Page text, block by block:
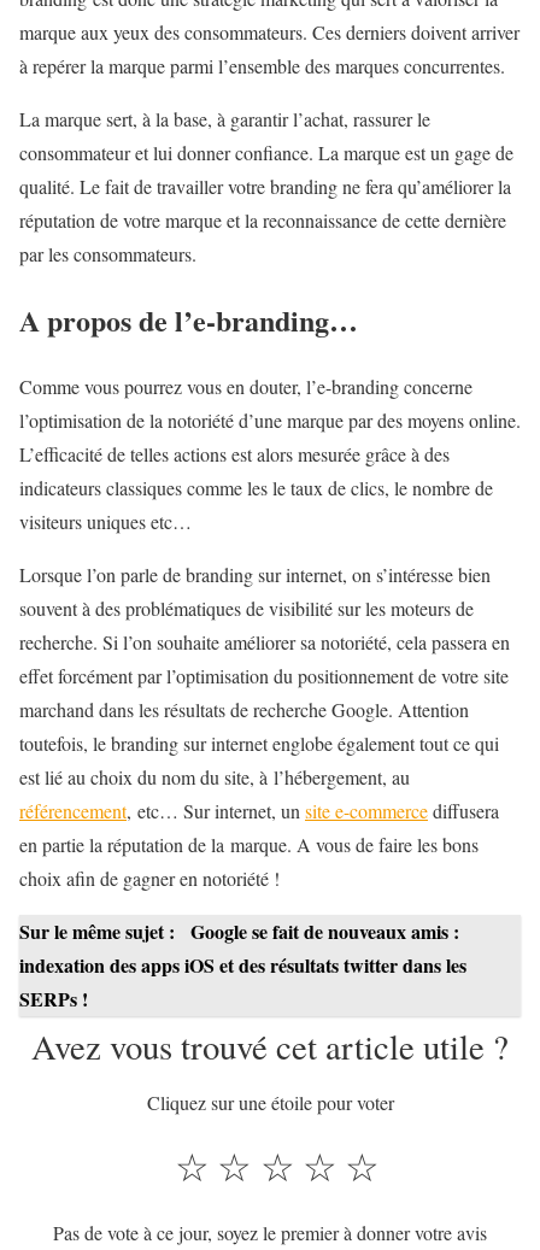
marque aux yeux des consommateurs. Ces derniers doivent arriver
à repérer la marque parmi l’ensemble des marques concurrentes.
La marque sert, à la base, à garantir l’achat, rassurer le
consommateur et lui donner confiance. La marque est un gage de
qualité. Le fait de travailler votre branding ne fera qu’améliorer la
réputation de votre marque et la reconnaissance de cette dernière
par les consommateurs.
A propos de l’e-branding…
Comme vous pourrez vous en douter, l’e-branding concerne
l’optimisation de la notoriété d’une marque par des moyens online.
L’efficacité de telles actions est alors mesurée grâce à des
indicateurs classiques comme les le taux de clics, le nombre de
visiteurs uniques etc…
Lorsque l’on parle de branding sur internet, on s’intéresse bien
souvent à des problématiques de visibilité sur les moteurs de
recherche. Si l’on souhaite améliorer sa notoriété, cela passera en
effet forcément par l’optimisation du positionnement de votre site
marchand dans les résultats de recherche Google. Attention
toutefois, le branding sur internet englobe également tout ce qui
est lié au choix du nom du site, à l’hébergement, au
référencement, etc… Sur internet, un site e-commercediffusera
en partie la réputation de la marque. A vous de faire les bons
choix afin de gagner en notoriété !
Sur le même sujet :
Google se fait de nouveaux amis :
indexation des apps iOS et des résultats twitter dans les
SERPs !
Avez vous trouvé cet article utile ?
Cliquez sur une étoile pour voter
☆
☆
☆
☆
☆
Pas de vote à ce jour, soyez le premier à donner votre avis